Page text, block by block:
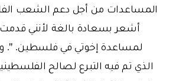
المساعدات من أجل دعم الشعب
أشعر بسعادة بالغة لأنني
لمساعدة إخوتي في فلسطين. ''. و
الذي تم فيه التبرع لصالح